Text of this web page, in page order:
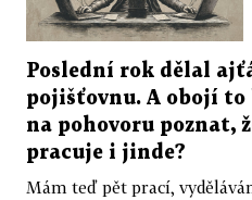
Poslední rok dělal
pojišťovnu. A obojí to
na pohovoru poznat,
pracuje i jinde?
Mám teď pět prací,